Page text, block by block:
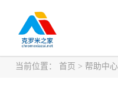
当前位置： 首页 > 帮助中心